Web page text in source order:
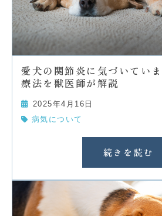
愛犬の関節炎に気づいてい
療法を獣医師が解説
2025年4月16日
病気について
続きを読む